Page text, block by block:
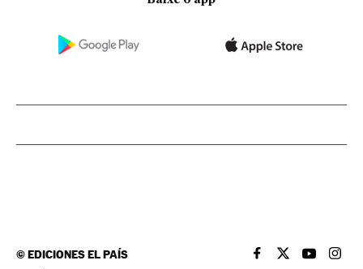
©EDICIONES EL PAÍS EL PAÍS BRASIL EN
EL PAÍSEL PAÍS
EL